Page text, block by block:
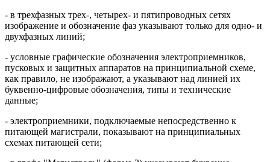
- в трехфазных трех-, четырех- и пятипроводных сетях
изображение и обозначение фаз указывают только для одно- и
двухфазных линий;
- условные графические обозначения электроприемников,
пусковых и защитных аппаратов на принципиальной схеме,
как правило, не изображают, а указывают над линией их
буквенно-цифровые обозначения, типы и технические
данные;
- электроприемники, подключаемые непосредственно к
питающей магистрали, показывают на принципиальных
схемах питающей сети;